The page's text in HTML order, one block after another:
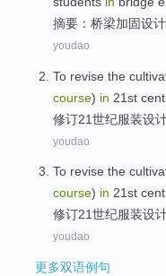
摘要 ： 桥梁加固设计
youdao
To revise the
course) in 21st
修订21世纪服装设
youdao
To revise the
course) in 21st
修订21世纪服装设
youdao
更多双语例句